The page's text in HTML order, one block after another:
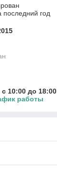
последний год
10:00 до 18:00
работы